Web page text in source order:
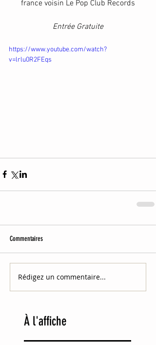
france voisin Le Pop Club Records
Entrée Gratuite
https://www.youtube.com/watch?
v=lrlu0R2FEqs
Commentaires
Rédigez un commentaire...
À l'affiche